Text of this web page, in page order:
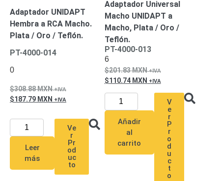
y
Mobiliario
AccesoriosMobiliario
de
Monitores
Seguridad
Descargas
CoaxialCorriente
Alterna
Corriente
Directa
Redes
Servidores
Adaptador UNIDAPT
Hembra a RCA Macho.
Plata / Oro / Teflón.
PT-4000-014
0
308.88MXN
187.79 MXN
Leer
más
Ve
r
Pr
od
uc
to
Adaptador Universal
Macho UNIDAPT a
Macho, Plata / Oro /
Teflón.
PT-4000-013
6
201.83MXN
110.74 MXN
Añadir
al
carrito
V
e
r
P
r
o
d
u
c
t
o